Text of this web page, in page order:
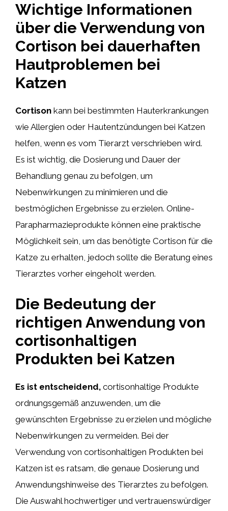
Wichtige Informationen
über die Verwendung von
Cortison bei dauerhaften
Hautproblemen bei
Katzen
Cortison kann bei bestimmten Hauterkrankungen
wie Allergien oder Hautentzündungen bei Katzen
helfen, wenn es vom Tierarzt verschrieben wird.
Es ist wichtig, die Dosierung und Dauer der
Behandlung genau zu befolgen, um
Nebenwirkungen zu minimieren und die
bestmöglichen Ergebnisse zu erzielen. Online-
Parapharmazieprodukte können eine praktische
Möglichkeit sein, um das benötigte Cortison für die
Katze zu erhalten, jedoch sollte die Beratung eines
Tierarztes vorher eingeholt werden.
Die Bedeutung der
richtigen Anwendung von
cortisonhaltigen
Produkten bei Katzen
Es ist entscheidend, cortisonhaltige Produkte
ordnungsgemäß anzuwenden, um die
gewünschten Ergebnisse zu erzielen und mögliche
Nebenwirkungen zu vermeiden. Bei der
Verwendung von cortisonhaltigen Produkten bei
Katzen ist es ratsam, die genaue Dosierung und
Anwendungshinweise des Tierarztes zu befolgen.
Die Auswahl hochwertiger und vertrauenswürdiger